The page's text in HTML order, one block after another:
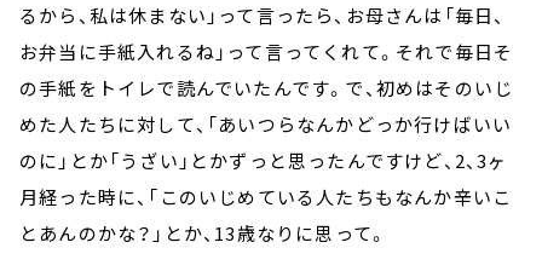
るから、私は休まない」って言ったら、お母さんは「毎日、
お弁当に手紙入れるね」って言ってくれて。それで毎日そ
の手紙をトイレで読んでいたんです。で、初めはそのいじ
めた人たちに対して、「あいつらなんかどっか行けばいい
のに」とか「うざい」とかずっと思ったんですけど、2、3ヶ
月経った時に、「このいじめている人たちもなんか辛いこ
とあんのかな？」とか、13歳なりに思って。